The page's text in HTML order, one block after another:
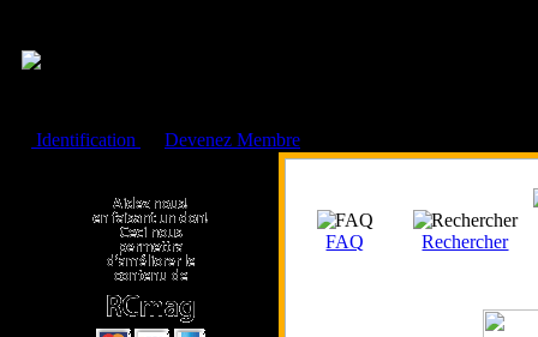
Identification
Devenez Membre
FAQ Rechercher